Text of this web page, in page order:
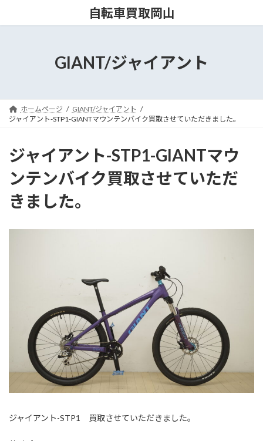
ッ
移
自転車買取岡山
GIANT/ジャイアント
ホームページ
GIANT/ジャイアント
ジャイアント-STP1-GIANTマウンテンバイク買取させていただきました。
ジャイアント-STP1-GIANTマウ
ンテンバイク買取させていただ
きました。
ジャイアント-STP1 買取させていただきました。